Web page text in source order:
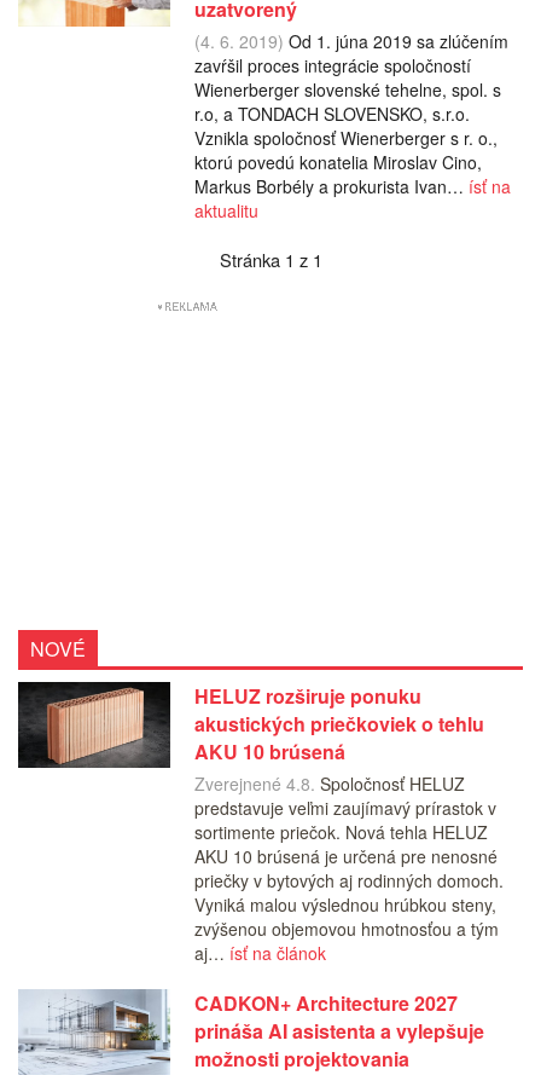
uzatvorený
(4. 6. 2019) Od 1. júna 2019 sa zlúčením
zavŕšil proces integrácie spoločností
Wienerberger slovenské tehelne, spol. s
r.o, a TONDACH SLOVENSKO, s.r.o.
Vznikla spoločnosť Wienerberger s r. o.,
ktorú povedú konatelia Miroslav Cino,
Markus Borbély a prokurista Ivan… ísť na
aktualitu
Stránka 1 z 1
NOVÉ
HELUZ rozširuje ponuku
akustických priečkoviek o tehlu
AKU 10 brúsená
Zverejnené 4.8. Spoločnosť HELUZ
predstavuje veľmi zaujímavý prírastok v
sortimente priečok. Nová tehla HELUZ
AKU 10 brúsená je určená pre nenosné
priečky v bytových aj rodinných domoch.
Vyniká malou výslednou hrúbkou steny,
zvýšenou objemovou hmotnosťou a tým
aj… ísť na článok
CADKON+ Architecture 2027
prináša AI asistenta a vylepšuje
možnosti projektovania